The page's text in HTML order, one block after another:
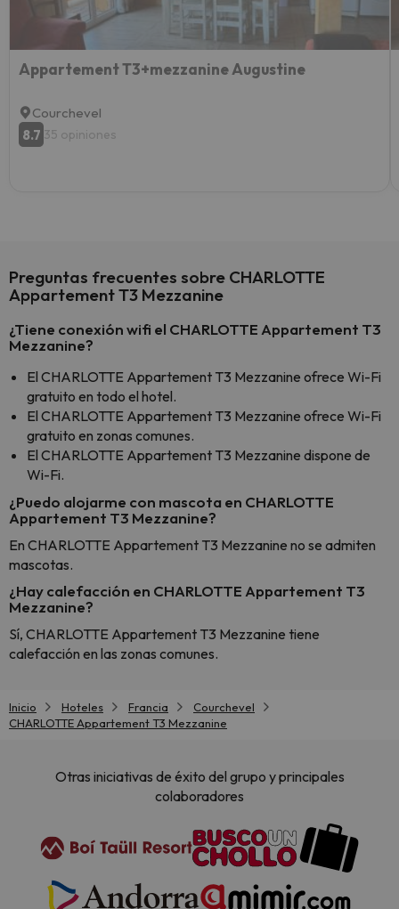
Appartement T3+mezzanine Augustine
Courchevel
8.7 35 opiniones
Preguntas frecuentes sobre CHARLOTTE
Appartement T3 Mezzanine
¿Tiene conexión wifi el CHARLOTTE Appartement T3
Mezzanine?
El CHARLOTTE Appartement T3 Mezzanine ofrece Wi-Fi
gratuito en todo el hotel.
El CHARLOTTE Appartement T3 Mezzanine ofrece Wi-Fi
gratuito en zonas comunes.
El CHARLOTTE Appartement T3 Mezzanine dispone de
Wi-Fi.
¿Puedo alojarme con mascota en CHARLOTTE
Appartement T3 Mezzanine?
En CHARLOTTE Appartement T3 Mezzanine no se admiten
mascotas.
¿Hay calefacción en CHARLOTTE Appartement T3
Mezzanine?
Sí, CHARLOTTE Appartement T3 Mezzanine tiene
calefacción en las zonas comunes.
Inicio Hoteles Francia
Courchevel
CHARLOTTE Appartement T3 Mezzanine
Otras iniciativas de éxito del grupo y principales
colaboradores